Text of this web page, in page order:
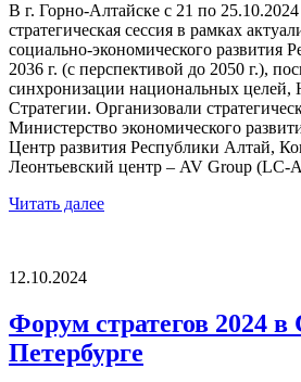
В г. Горно-Алтайске с 21 по
стратегическая сессия в рамках
социально-экономического развития
2036 г. (с перспективой до 2050 г.),
синхронизации национальных
Стратегии. Организовали
Министерство экономического
Центр развития Республики Алтай,
Леонтьевский центр – AV Group
Читать далее
12.10.2024
Форум стратегов 2024 в
Петербурге